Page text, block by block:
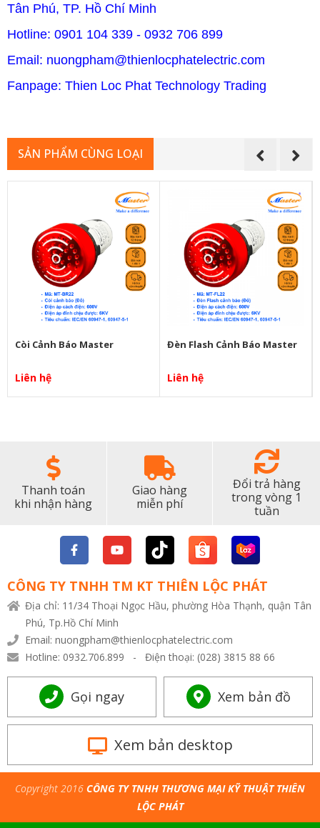
Tân Phú, TP. Hồ Chí Minh
Hotline: 0901 104 339 - 0932 706 899
Email: nuongpham@thienlocphatelectric.com
Fanpage: Thien Loc Phat Technology Trading
SẢN PHẨM CÙNG LOẠI
Còi Cảnh Báo Master
Liên hệ
Đèn Flash Cảnh Báo Master
Liên hệ
Thanh toán
khi nhận hàng
Giao hàng
miễn phí
Đổi trả hàng
trong vòng 1
tuần
CÔNG TY TNHH TM KT THIÊN LỘC PHÁT
Địa chỉ: 11/34 Thoại Ngọc Hầu, phường Hòa Thạnh, quận Tân
Phú, Tp.Hồ Chí Minh
Email: nuongpham@thienlocphatelectric.com
Hotline: 0932.706.899 - Điện thoại: (028) 3815 88 66
Gọi ngay Xem bản đồ
Xem bản desktop
Copyright 2016 CÔNG TY TNHH THƯƠNG MẠI KỸ THUẬT THIÊN
LỘC PHÁT